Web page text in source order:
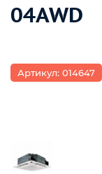
04AWD
Артикул: 014647